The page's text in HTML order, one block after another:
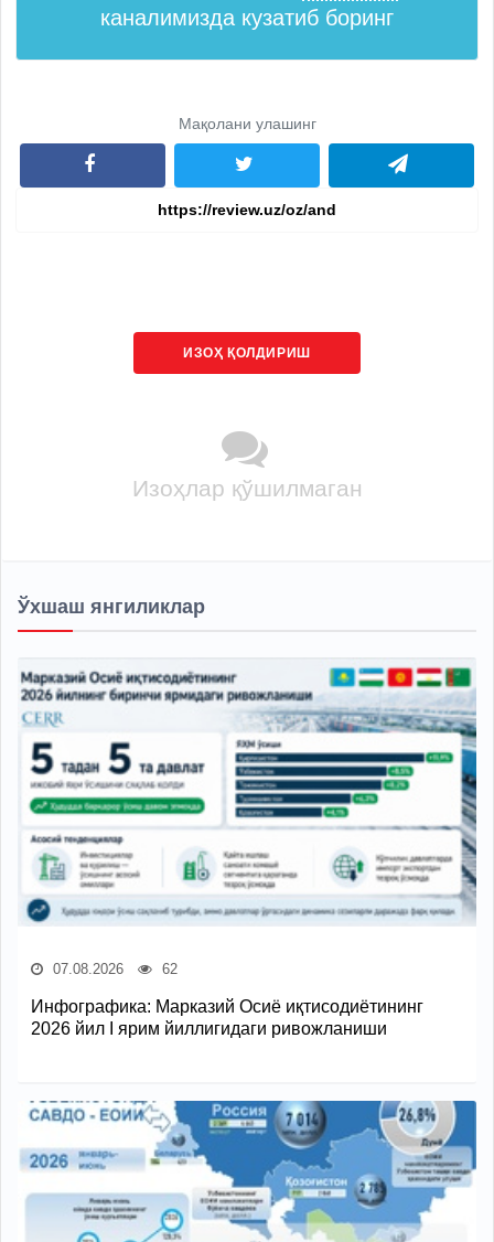
каналимизда кузатиб боринг
Мақолани улашинг
ИЗОҲ ҚОЛДИРИШ
Изоҳлар қўшилмаган
Ўхшаш янгиликлар
07.08.2026 62
Инфографика: Марказий Осиё иқтисодиётининг
2026 йил I ярим йиллигидаги ривожланиши